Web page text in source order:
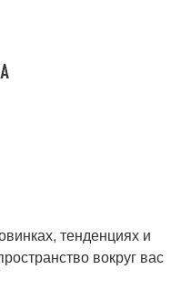
Шторы для интерьера
тенденциях и
вокруг вас